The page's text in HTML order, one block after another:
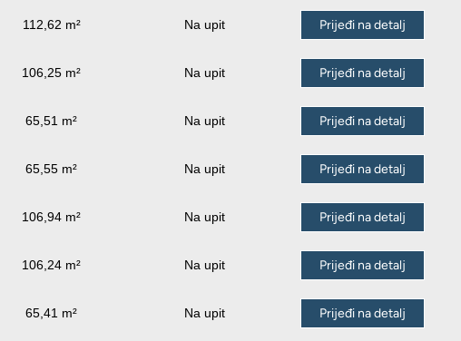
112,62 m² Na upit Prijeđi na detalj
106,25 m² Na upit Prijeđi na detalj
65,51 m² Na upit Prijeđi na detalj
65,55 m² Na upit Prijeđi na detalj
106,94 m² Na upit Prijeđi na detalj
106,24 m² Na upit Prijeđi na detalj
65,41 m² Na upit Prijeđi na detalj